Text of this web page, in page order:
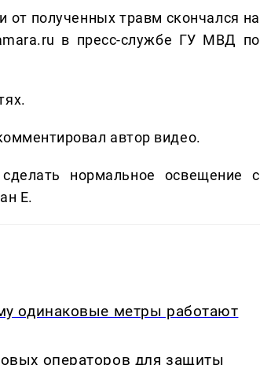
от полученных травм скончался на
в пресс-службе ГУ МВД по
автор видео.
нормальное освещение с
Е.
одинаковые метры работают
операторов для защиты